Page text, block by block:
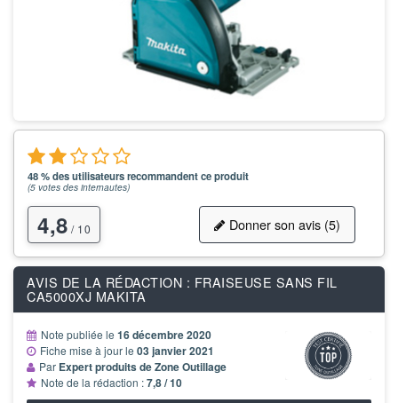
48 % des utilisateurs recommandent ce produit
(5 votes des internautes)
4,8 / 10 Donner son avis (5)
AVIS DE LA RÉDACTION : FRAISEUSE SANS FIL
CA5000XJ MAKITA
Note publiée le 16 décembre 2020
Fiche mise à jour le 03 janvier 2021
Par Expert produits de Zone Outillage
Note de la rédaction :7,8 / 10